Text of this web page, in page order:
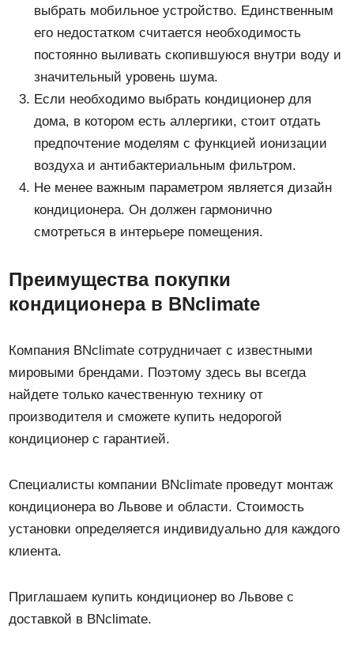
выбрать мобильное устройство. Единственным
его недостатком считается необходимость
постоянно выливать скопившуюся внутри воду и
значительный уровень шума.
Если необходимо выбрать кондиционер для
дома, в котором есть аллергики, стоит отдать
предпочтение моделям с функцией ионизации
воздуха и антибактериальным фильтром.
Не менее важным параметром является дизайн
кондиционера. Он должен гармонично
смотреться в интерьере помещения.
Преимущества покупки
кондиционера в BNclimate
Компания BNclimate сотрудничает с известными
мировыми брендами. Поэтому здесь вы всегда
найдете только качественную технику от
производителя и сможете купить недорогой
кондиционер с гарантией.
Специалисты компании BNclimate проведут монтаж
кондиционера во Львове и области. Стоимость
установки определяется индивидуально для каждого
клиента.
Приглашаем купить кондиционер во Львове с
доставкой в BNclimate.